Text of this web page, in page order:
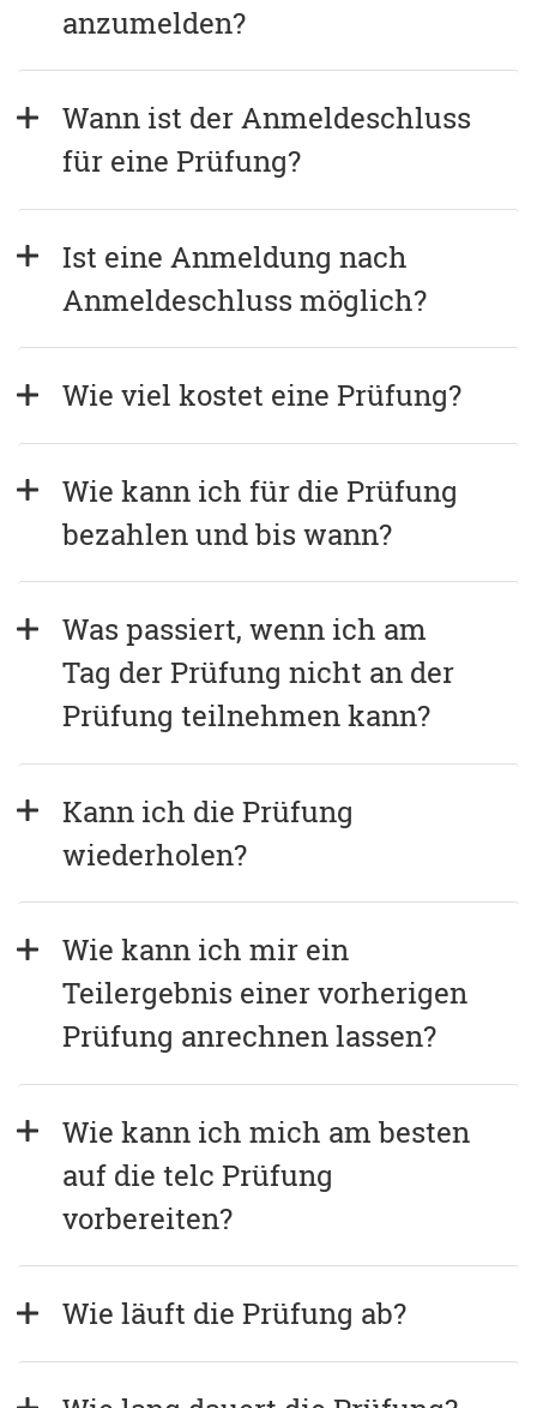
anzumelden?
Wann ist der Anmeldeschluss
für eine Prüfung?
Ist eine Anmeldung nach
Anmeldeschluss möglich?
Wie viel kostet eine Prüfung?
Wie kann ich für die Prüfung
bezahlen und bis wann?
Was passiert, wenn ich am
Tag der Prüfung nicht an der
Prüfung teilnehmen kann?
Kann ich die Prüfung
wiederholen?
Wie kann ich mir ein
Teilergebnis einer vorherigen
Prüfung anrechnen lassen?
Wie kann ich mich am besten
auf die telc Prüfung
vorbereiten?
Wie läuft die Prüfung ab?